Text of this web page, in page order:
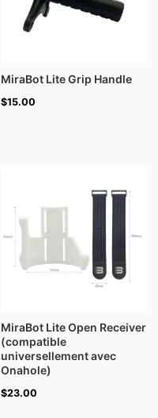
MiraBot Lite Grip Handle
$15.00
MiraBot Lite Open Receiver
(compatible
universellement avec
Onahole)
$23.00